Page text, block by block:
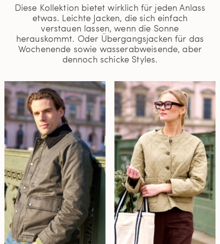
Diese Kollektion bietet wirklich für jeden Anlass
etwas. Leichte Jacken, die sich einfach
verstauen lassen, wenn die Sonne
herauskommt. Oder Übergangsjacken für das
Wochenende sowie wasserabweisende, aber
dennoch schicke Styles.